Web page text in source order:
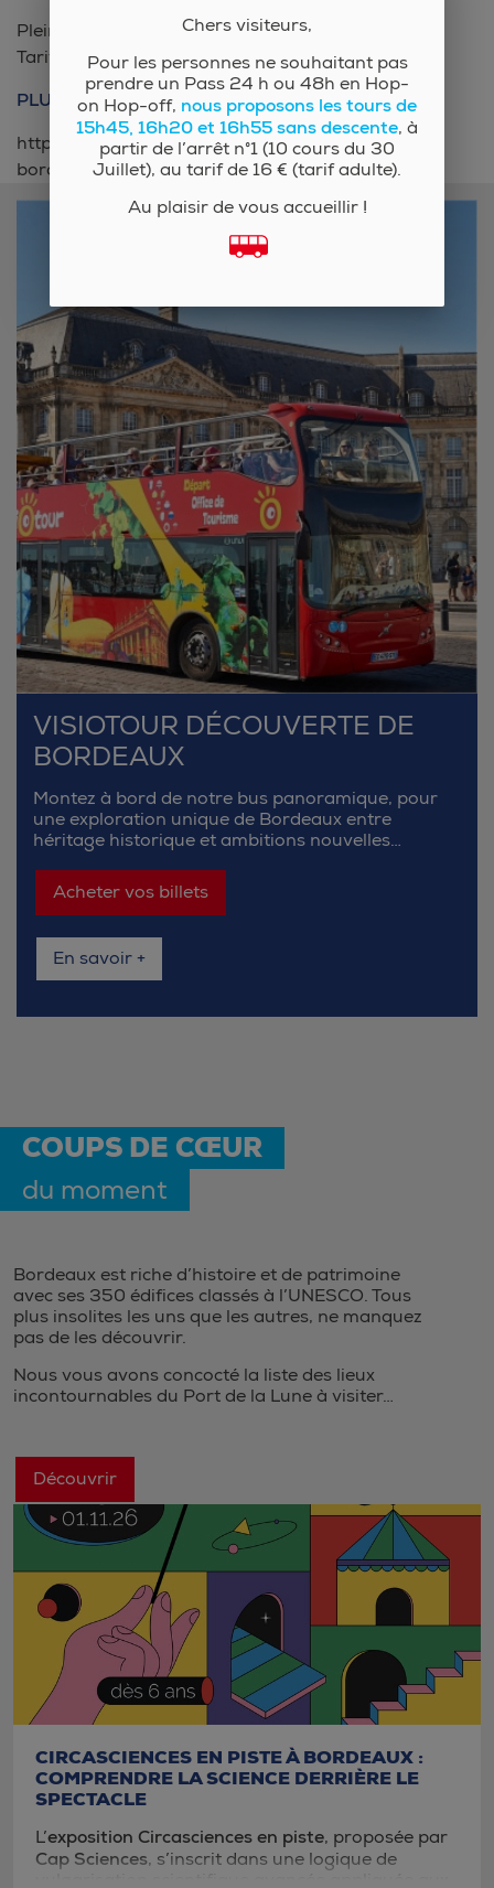
Plein tarif : 8 €
Tarif réduit : 4,5 €
PLUS D’INFORMATIONS
https://www.museum-
bordeaux.fr/accueil/expositions/Littoral-aquitain
VISIOTOUR DÉCOUVERTE DE
BORDEAUX
Montez à bord de notre bus panoramique, pour
une exploration unique de Bordeaux entre
héritage historique et ambitions nouvelles…
Acheter vos billets
En savoir +
COUPS DE CŒUR
du moment
Bordeaux est riche d’histoire et de patrimoine
avec ses 350 édifices classés à l’UNESCO. Tous
plus insolites les uns que les autres, ne manquez
pas de les découvrir.
Nous vous avons concocté la liste des lieux
incontournables du Port de la Lune à visiter…
Découvrir
CIRCASCIENCES EN PISTE À BORDEAUX :
COMPRENDRE LA SCIENCE DERRIÈRE LE
SPECTACLE
L’exposition Circasciences en piste, proposée par
Cap Sciences, s’inscrit dans une logique de
Chers visiteurs,
Pour les personnes ne souhaitant pas
prendre un Pass 24 h ou 48h en Hop-
on Hop-off, nous proposons les tours de
15h45, 16h20 et 16h55 sans descente, à
partir de l’arrêt n°1 (10 cours du 30
Juillet), au tarif de 16 € (tarif adulte).
Au plaisir de vous accueillir !